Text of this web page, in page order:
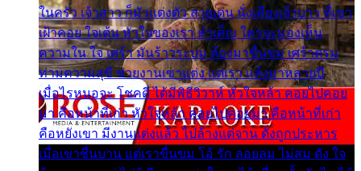
ในครัว เจ้าสาว ก็มัวแต่งตัว สวยเด่น นั่งเคียงเจ้าบ่าว ที่เขา
เฝ้าคอย ใจเต้น หัวใจของเรา ลำเค็ญ ใครจะมองเห็น
ความใน ใจ เศร้า มันร้าวระบม ต้องมาขื่นขม เศร้าตรม
ท่ามความสุขี ช่วยงานเขาแต่ง แต่เรา แล้งมาหลายปี
เมื่อไรหนอจะ โชคดี ได้มีพิธีวิวาห์ หัวใจหล้า คอยไปคอย
มา คือหน้าที่เก่า หัวใจหล้า คอยไปคอยมา คือหน้าที่เก่า
คือหยังเขา มีงานแต่งแล้ว ไปล้างแต่จาน ดั่งถูกประหาร
เมื่อเขาชื่นบาน แต่เราขื่นขม โอ้ รัก ลอยลม ไม่สม ดัง ใจ